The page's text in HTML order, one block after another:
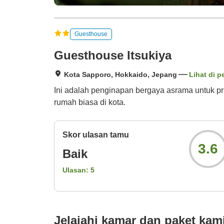
Guesthouse
Guesthouse Itsukiya
Kota Sapporo, Hokkaido, Jepang Lihat di
Ini adalah penginapan bergaya asrama untuk
rumah biasa di kota.
Skor ulasan tamu
Baik
Ulasan: 5
3.6
Jelajahi kamar dan paket